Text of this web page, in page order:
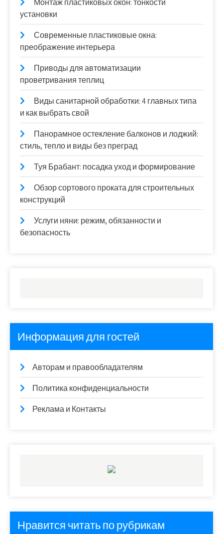
Монтаж пластиковых окон: тонкости
установки
Современные пластиковые окна:
преображение интерьера
Приводы для автоматизации
проветривания теплиц
Виды санитарной обработки: 4 главных типа
и как выбрать свой
Панорамное остекление балконов и лоджий:
стиль, тепло и виды без преград
Туя Брабант: посадка уход и формирование
Обзор сортового проката для строительных
конструкций
Услуги няни: режим, обязанности и
безопасность
Информация для гостей
Авторам и правообладателям
Политика конфиденциальности
Реклама и Контакты
Нравится читать по рубрикам